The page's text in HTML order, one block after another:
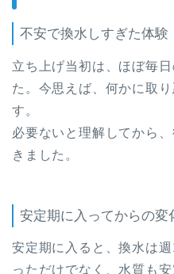
不安で換水しすぎた体験
立ち上げ当初は、ほぼ毎
た。今思えば、何かに取
す。
必要ないと理解してから
きました。
安定期に入ってからの変
安定期に入ると、換水は
っただけでなく、水質も安